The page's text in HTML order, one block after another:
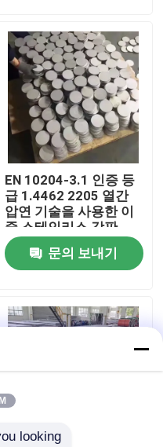
EN 10204-3.1 인증 등
급 1.4462 2205 열간
압연 기술을 사용한 이
중 스테인리스 강판
문의 보내기
looking